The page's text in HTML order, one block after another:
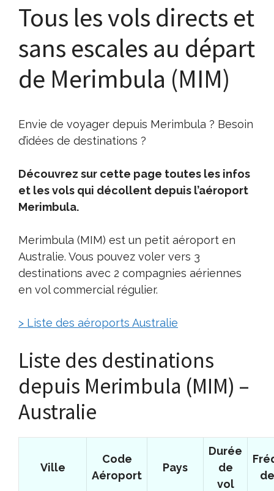
Tous les vols directs et
sans escales au départ
de Merimbula (MIM)
Envie de voyager depuis Merimbula ? Besoin
d’idées de destinations ?
Découvrez sur cette page toutes les infos
et les vols qui décollent depuis l’aéroport
Merimbula.
Merimbula (MIM) est un petit aéroport en
Australie. Vous pouvez voler vers 3
destinations avec 2 compagnies aériennes
en vol commercial régulier.
> Liste des aéroports Australie
Liste des destinations
depuis Merimbula (MIM) –
Australie
Ville
Code
Aéroport
Pays
Durée
de
vol